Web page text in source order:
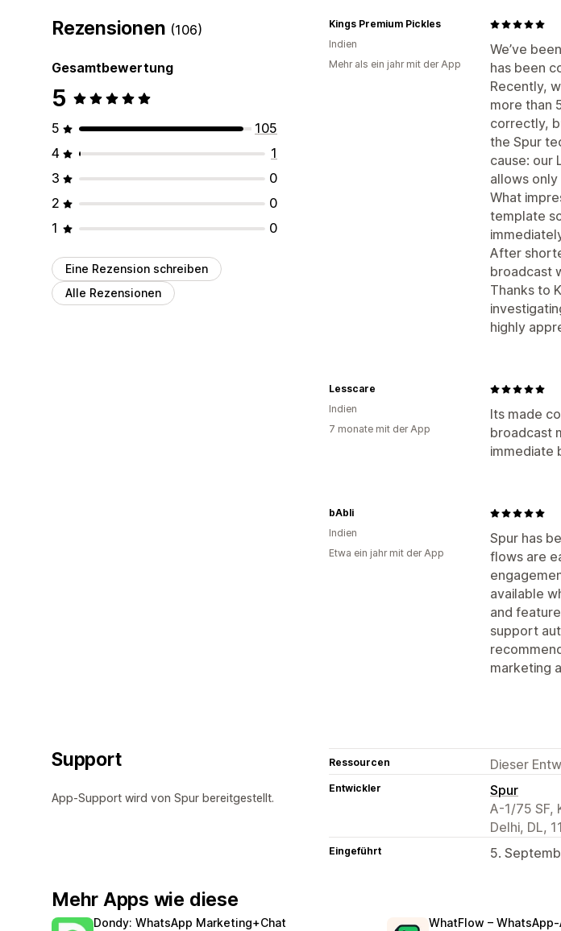
Rezensionen (106)
Gesamtbewertung
5
5
105
4
1
3
0
2
0
1
0
Eine Rezension schreiben
Alle Rezensionen
We’ve
has been
Recently,
more than
correctly,
the Spur
cause: our
allows
What
template
After
broadcast
Thanks to
highly
Kings Premium Pickles
Indien
Mehr als ein jahr mit der App
Its made
broadcast
immediate
Lesscare
Indien
7 monate mit der App
Spur has
flows are
available
and
support
marketing
bAbli
Indien
Etwa ein jahr mit der App
Support
App-Support wird von Spur bereitgestellt.
Ressourcen Dieser
Entwickler
Spur
A-1/75 SF,
Delhi, DL,
Eingeführt 5.
Mehr Apps wie diese
Dondy: WhatsApp Marketing+Chat WhatFlow –